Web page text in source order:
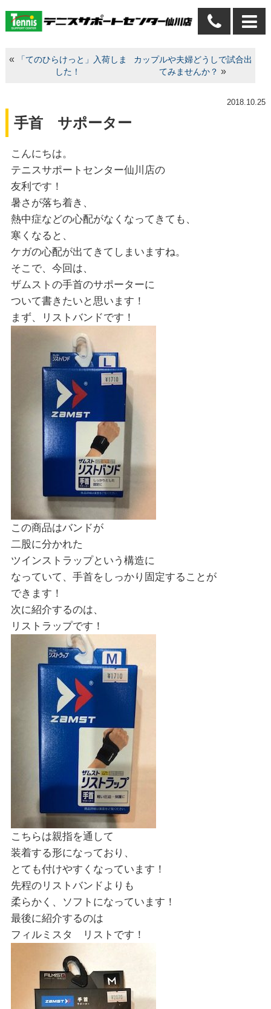
«
「てのひらけっと」入荷しま
した！
カップルや夫婦どうしで試合出
てみませんか？ »
2018.10.25
手首 サポーター
こんにちは。
テニスサポートセンター仙川店の
友利です！
暑さが落ち着き、
熱中症などの心配がなくなってきても、
寒くなると、
ケガの心配が出てきてしまいますね。
そこで、今回は、
ザムストの手首のサポーターに
ついて書きたいと思います！
まず、リストバンドです！
この商品はバンドが
二股に分かれた
ツインストラップという構造に
なっていて、手首をしっかり固定することが
できます！
次に紹介するのは、
リストラップです！
こちらは親指を通して
装着する形になっており、
とても付けやすくなっています！
先程のリストバンドよりも
柔らかく、ソフトになっています！
最後に紹介するのは
フィルミスタ リストです！